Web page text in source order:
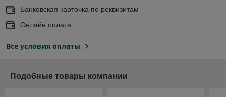
Банковская карточка по реквизитам
Онлайн оплата
Все условия оплаты
Подобные товары компании